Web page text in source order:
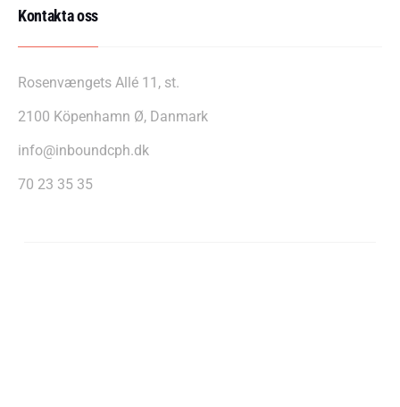
Kontakta oss
Rosenvængets Allé 11, st.
2100 Köpenhamn Ø, Danmark
info@inboundcph.dk
70 23 35 35